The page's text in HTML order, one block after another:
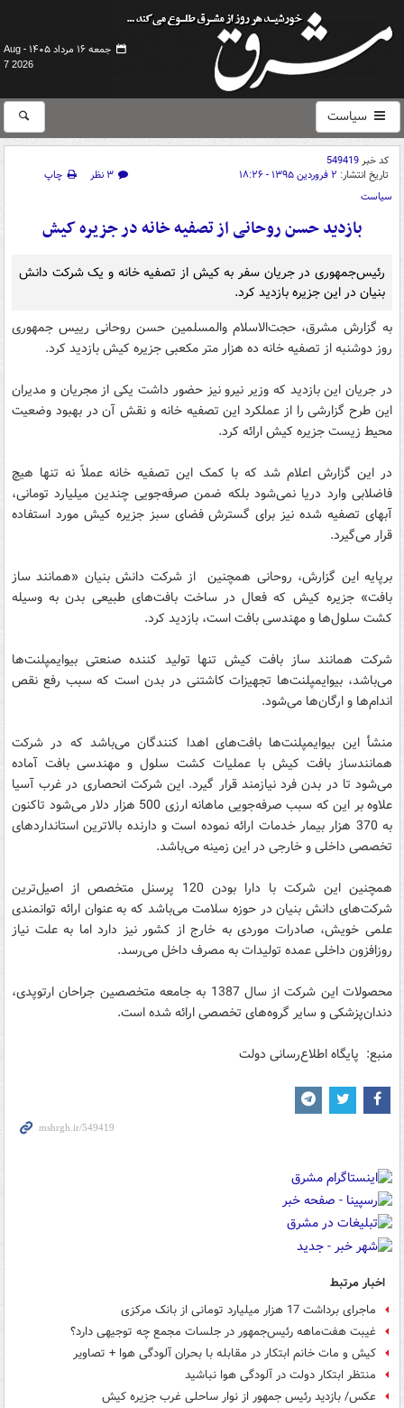
جمعه ۱۶ مرداد ۱۴۰۵ -
Aug
7 2026
سیاست
کد خبر549419
تاریخ انتشار: ۲ فروردین ۱۳۹۵ - ۱۸:۲۶ ۳ نظر
چاپ
سیاست
بازدید حسن روحانی از تصفیه خانه در جزیره کیش
رئیس‌جمهوری در جریان سفر به کیش از تصفیه خانه و یک شرکت دانش
بنیان در این جزیره بازدید کرد.
به گزارش مشرق، حجت‌الاسلام والمسلمین حسن روحانی رییس جمهوری
روز دوشنبه از تصفیه خانه ده هزار متر مکعبی جزیره کیش بازدید کرد.
در جریان این بازدید که وزیر نیرو نیز حضور داشت یکی از مجریان و مدیران
این طرح گزارشی را از عملکرد این تصفیه خانه و نقش آن در بهبود وضعیت
محیط زیست جزیره کیش ارائه کرد.
در این گزارش اعلام شد که با کمک این تصفیه خانه عملاً نه تنها هیچ
فاضلابی وارد دریا نمی‌شود بلکه ضمن صرفه‌جویی چندین میلیارد تومانی،
آبهای تصفیه شده نیز برای گسترش فضای سبز جزیره کیش مورد استفاده
قرار می‌گیرد.
برپایه این گزارش، روحانی همچنین از شرکت دانش بنیان «همانند ساز
بافت» جزیره کیش که فعال در ساخت بافت‌های طبیعی بدن به وسیله
کشت سلول‌ها و مهندسی بافت است، بازدید کرد.
شرکت همانند ساز بافت کیش تنها تولید کننده صنعتی بیوایمپلنت‌ها
می‌باشد، بیوایمپلنت‌ها تجهیزات کاشتنی در بدن است که سبب رفع نقص
اندام‌ها و ارگان‌ها می‌شود.
منشأ این بیوایمپلنت‌ها بافت‌های اهدا کنندگان می‌باشد که در شرکت
همانندساز بافت کیش با عملیات کشت سلول و مهندسی بافت آماده
می‌شود تا در بدن فرد نیازمند قرار گیرد. این شرکت انحصاری در غرب آسیا
علاوه بر این که سبب صرفه‌جویی ماهانه ارزی 500 هزار دلار می‌شود تاکنون
به 370 هزار بیمار خدمات ارائه نموده است و دارنده بالاترین استانداردهای
تخصصی داخلی و خارجی در این زمینه می‌باشد.
همچنین این شرکت با دارا بودن 120 پرسنل متخصص از اصیل‌ترین
شرکت‌های دانش بنیان در حوزه سلامت می‌باشد که به عنوان ارائه توانمندی
علمی خویش، صادرات موردی به خارج از کشور نیز دارد اما به علت نیاز
روزافزون داخلی عمده تولیدات به مصرف داخل می‌رسد.
محصولات این شرکت از سال 1387 به جامعه متخصصین جراحان ارتوپدی،
دندان‌پزشکی و سایر گروه‌های تخصصی ارائه شده است.
منبع: پایگاه اطلاع‌رسانی دولت
اخبار مرتبط
ماجرای برداشت 17 هزار میلیارد تومانی از بانک مرکزی
غیبت هفت‌ماهه رئیس‌جمهور در جلسات مجمع چه توجیهی دارد؟
کیش و مات خانم ابتکار در مقابله با بحران آلودگی هوا + تصاویر
منتظر ابتکار دولت در آلودگی هوا نباشید
عکس/ بازدید رئیس جمهور از نوار ساحلی غرب جزیره کیش